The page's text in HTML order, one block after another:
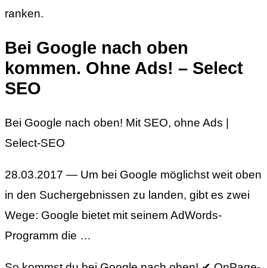
ranken.
Bei Google nach oben
kommen. Ohne Ads! – Select
SEO
Bei Google nach oben! Mit SEO, ohne Ads |
Select-SEO
28.03.2017 — Um bei Google möglichst weit oben
in den Suchergebnissen zu landen, gibt es zwei
Wege: Google bietet mit seinem AdWords-
Programm die …